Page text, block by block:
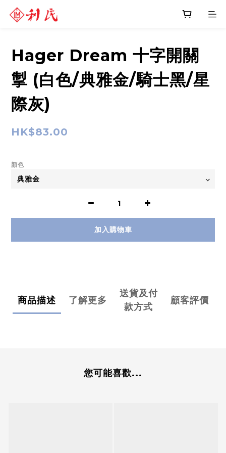
Hager Dream 十字開關
掣 (白色/典雅金/騎士黑/星
際灰)
HK$83.00
顏色
加入購物車
商品描述 了解更多
送貨及付
款方式
顧客評價
您可能喜歡...